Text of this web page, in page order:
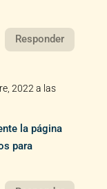
Responder
2022 a las
la página
para